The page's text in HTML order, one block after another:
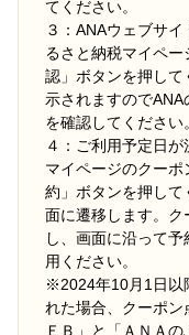
てください。
３：ANAウェブサ
るさと納税マイペ
認」ボタンを押し
示されますのでANA
を確認してください。
４：ご利用予定日
マイページのクー
約」ボタンを押し
面に遷移します。ク
し、画面に沿って
用ください。
※2024年10月1日以
れた場合、クーポ
ＥＢ」と「ＡＮＡ